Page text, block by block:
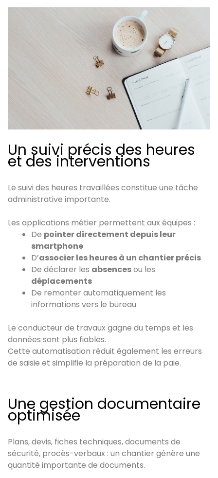
Un suivi précis des heures
et des interventions
Le suivi des heures travaillées constitue une tâche
administrative importante.
Les applications métier permettent aux équipes :
De pointer directement depuis leur
smartphone
D’associer les heures à un chantier précis
De déclarer les absencesou les
déplacements
De remonter automatiquement les
informations vers le bureau
Le conducteur de travaux gagne du temps et les
données sont plus fiables.
Cette automatisation réduit également les erreurs
de saisie et simplifie la préparation de la paie.
Une gestion documentaire
optimisée
Plans, devis, fiches techniques, documents de
sécurité, procès-verbaux : un chantier génère une
quantité importante de documents.